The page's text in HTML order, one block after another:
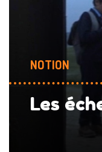
NOTION
Les